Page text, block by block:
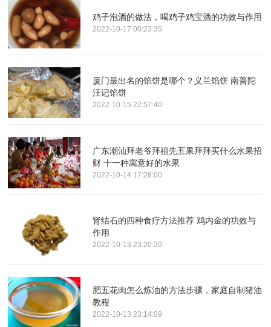
鸡子泡酒的做法，喝鸡子鸡宝酒的功效与作用
2022-10-17 00:23:35
厦门最出名的馅饼是哪个？义兰馅饼 南普陀
汪记馅饼
2022-10-15 22:57:40
广东潮汕拜老爷拜祖先五果拜拜买什么水果招
财 十一种寓意好的水果
2022-10-14 17:28:00
肾结石的四种食疗方法推荐 鸡内金的功效与
作用
2022-10-13 23:20:30
肥五花肉怎么炼油的方法步骤，家庭自制猪油
教程
2022-10-13 23:14:09